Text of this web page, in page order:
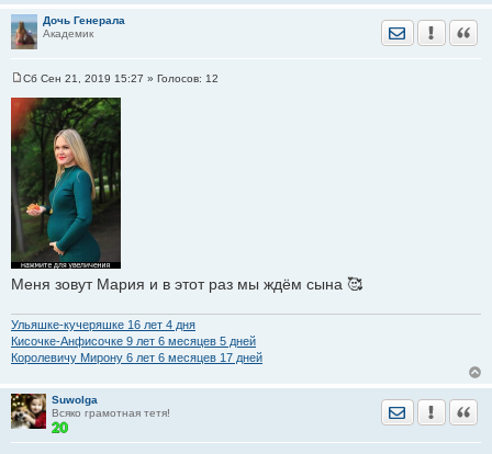
е
Дочь Генерала
Академик
Отправить
о
о
б
щ
е
и
е
Сб Сен 21, 2019 15:27 » Голосов: 12
Меня зовут Мария и в этот раз мы ждём сына 🥰
Ульяшке-кучеряшке 16 лет 4 дня
Кисочке-Анфисочке 9 лет 6 месяцев 5 дней
Королевичу Мирону 6 лет 6 месяцев 17 дней
Suwolga
Всяко грамотная тетя!
Отправить